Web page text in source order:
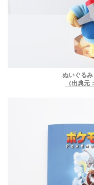
ぬいぐる
（出典元